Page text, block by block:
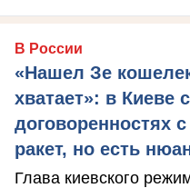
В России
«Нашел Зе
хватает»: в Киеве
договоренностях
ракет, но есть
Глава киевского